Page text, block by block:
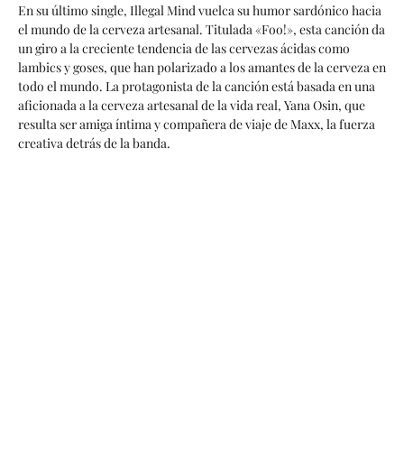
En su último single, Illegal Mind vuelca su humor sardónico hacia
el mundo de la cerveza artesanal. Titulada «Foo!», esta canción da
un giro a la creciente tendencia de las cervezas ácidas como
lambics y goses, que han polarizado a los amantes de la cerveza en
todo el mundo. La protagonista de la canción está basada en una
aficionada a la cerveza artesanal de la vida real, Yana Osin, que
resulta ser amiga íntima y compañera de viaje de Maxx, la fuerza
creativa detrás de la banda.